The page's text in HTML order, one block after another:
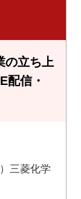
の立ち上
配信・
三菱化学